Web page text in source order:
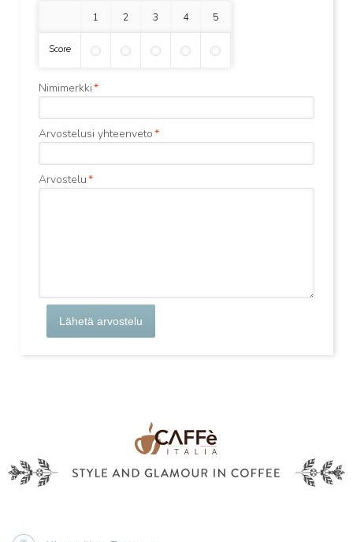
1 tähti 2 tähteä3 tähteä4 tähteä5 tähteä
Score
*
Nimimerkki
*
Arvostelusi yhteenveto
*
Arvostelu
Lähetä arvostelu